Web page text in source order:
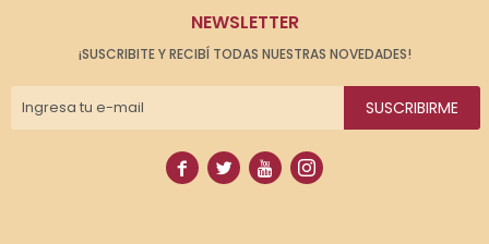
NEWSLETTER
¡SUSCRIBITE Y RECIBÍ TODAS NUESTRAS NOVEDADES!
SUSCRIBIRME
   